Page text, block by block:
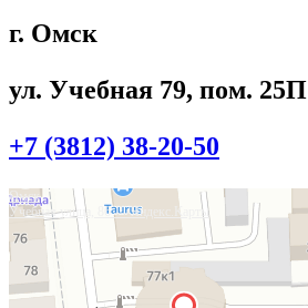
г. Омск
ул. Учебная 79, пом. 25П
+7 (3812) 38-20-50
Омск
Учебная улица, 86 — Яндекс.Карты